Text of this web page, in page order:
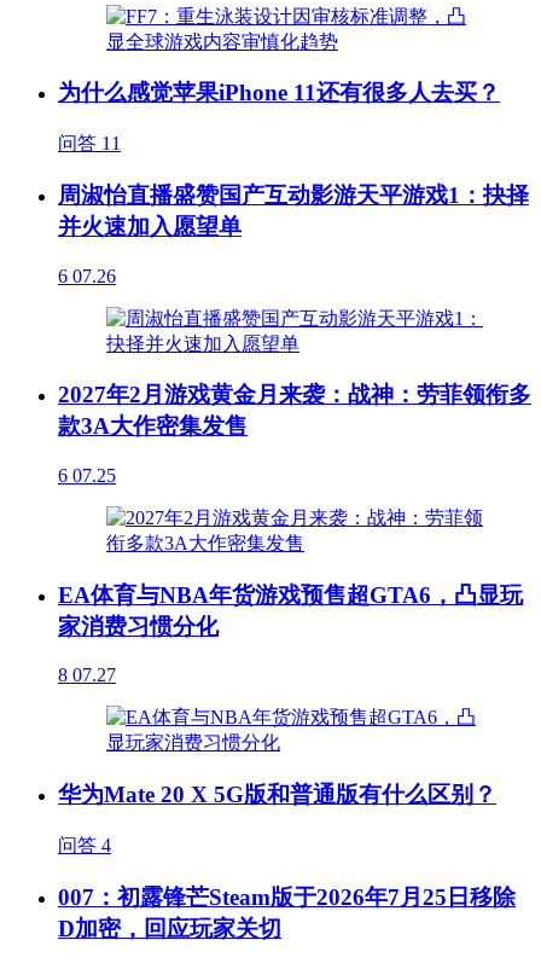
为什么感觉苹果iPhone 11还有很多人去买？
问答 11
周淑怡直播盛赞国产互动影游天平游戏1：抉择
并火速加入愿望单
6 07.26
2027年2月游戏黄金月来袭：战神：劳菲领衔多
款3A大作密集发售
6 07.25
EA体育与NBA年货游戏预售超GTA6，凸显玩
家消费习惯分化
8 07.27
华为Mate 20 X 5G版和普通版有什么区别？
问答 4
007：初露锋芒Steam版于2026年7月25日移除
D加密，回应玩家关切